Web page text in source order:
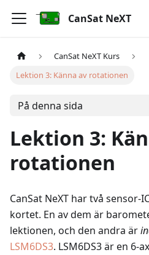
CanSat NeXT
CanSat NeXT Kurs
Lektion 3: Känna av rotationen
På denna sida
Lektion 3:
rotationen
CanSat NeXT har två sensor-
kortet. En av dem är
lektionen, och den andra är
LSM6DS3. LSM6DS3 är en 6-